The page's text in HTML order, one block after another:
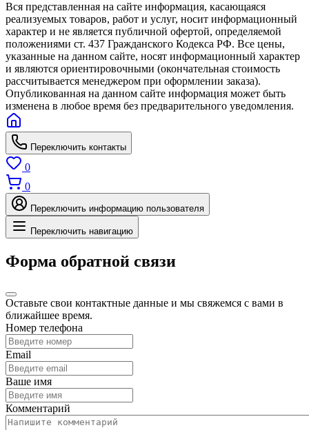
Вся представленная на сайте информация, касающаяся
реализуемых товаров, работ и услуг, носит информационный
характер и не является публичной офертой, определяемой
положениями ст. 437 Гражданского Кодекса РФ. Все цены,
указанные на данном сайте, носят информационный характер
и являются ориентировочными (окончательная стоимость
рассчитывается менеджером при оформлении заказа).
Опубликованная на данном сайте информация может быть
изменена в любое время без предварительного уведомления.
Переключить контакты
0
0
Переключить информацию пользователя
Переключить навигацию
Форма обратной связи
Оставьте свои контактные данные и мы свяжемся с вами в
ближайшее время.
Номер телефона
Email
Ваше имя
Комментарий